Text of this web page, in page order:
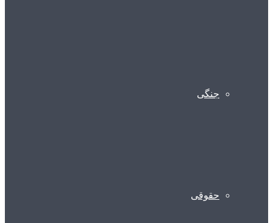
جنگی
حقوقی